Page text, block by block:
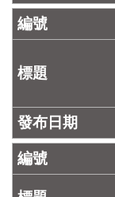
說
臺
市
長
名
冊